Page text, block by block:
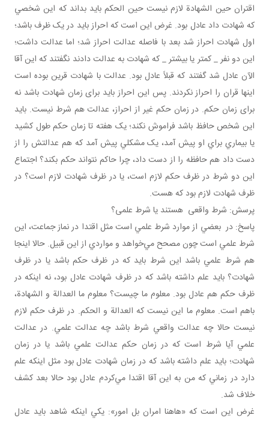
اقتران حين الشهادة لازم نيست حين الحکم بايد بداند که اين شخصي
که شهادت داد عادل بود. غرض اين است که احراز بايد در يک ظرف باشد؛
اول شهادت احراز شد بعد با فاصله عدالت احراز شد؛ اما عدالت داشت؛
اين دو نفر _ کمتر يا بيشتر _ که شهادت به عدالت دادند نگفتند که اين آقا
الآن عادل شد گفتند که قبلاً عادل بود. عدالت با شهادت قرين بوده است
اينها قران را احراز نکردند. پس اين احراز بايد برای زمان شهادت باشد نه
برای زمان حکم. در زمان حکم غير از احراز، عدالت هم شرط نيست. بايد
اين شخص حافظ باشد فراموش نکند؛ يک هفته تا زمان حکم طول کشيد
يا بيماري براي او پيش آمد، يک مشکلي پيش آمد که هم عدالتش را از
دست داد هم حافظه را از دست داد، چرا حاکم نتواند حکم بکند؟ اجتماع
اين دو شرط در ظرف حکم لازم است، يا در ظرف شهادت لازم است؟ در
ظرف شهادت لازم بود که هست.
پرسش: شرط واقعی هستند يا شرط علمی؟
پاسخ: در بعضي از موارد شرط علمي است مثل اقتدا در نماز جماعت، اين
شرط علمي است چون مصحح مي‌خواهد و مواردي از اين قبيل. حالا اينجا
هم شرط علمي باشد اين شرط بايد که در ظرف حکم باشد يا در ظرف
شهادت؟ بايد علم داشته باشد که در ظرف شهادت عادل بود، نه اينکه در
ظرف حکم هم عادل بود. معلوم ما چيست؟ معلوم ما العدالة و الشهادة،
باهم است. معلوم ما اين نيست که العدالة و الحکم. در ظرف حکم لازم
نيست حالا چه عدالت واقعي شرط باشد چه عدالت علمي. در عدالت
علمي آيا شرط است که در زمان حکم عدالت علمي باشد يا در زمان
شهادت؛ بايد علم داشته باشد که در زمان شهادت عادل بود مثل اينکه علم
دارد در زماني که من به اين آقا اقتدا مي‌کردم عادل بود حالا بعد کشف
خلاف شد.
غرض اين است که «هاهنا امران بل امور»: يکي اينکه شاهد بايد عادل